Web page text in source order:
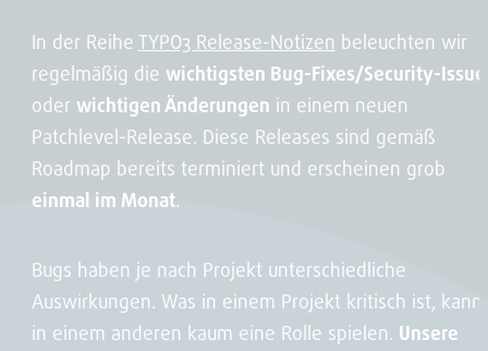
In der Reihe TYPO3 Release-Notizen beleuchten wir
regelmäßig die wichtigsten Bug-Fixes/Security-
oder wichtigen Änderungen in einem neuen
Patchlevel-Release. Diese Releases sind gemäß
Roadmap bereits terminiert und erscheinen grob
einmal im Monat.
Bugs haben je nach Projekt unterschiedliche
Auswirkungen. Was in einem Projekt kritisch ist, kann
in einem anderen kaum eine Rolle spielen. Unsere